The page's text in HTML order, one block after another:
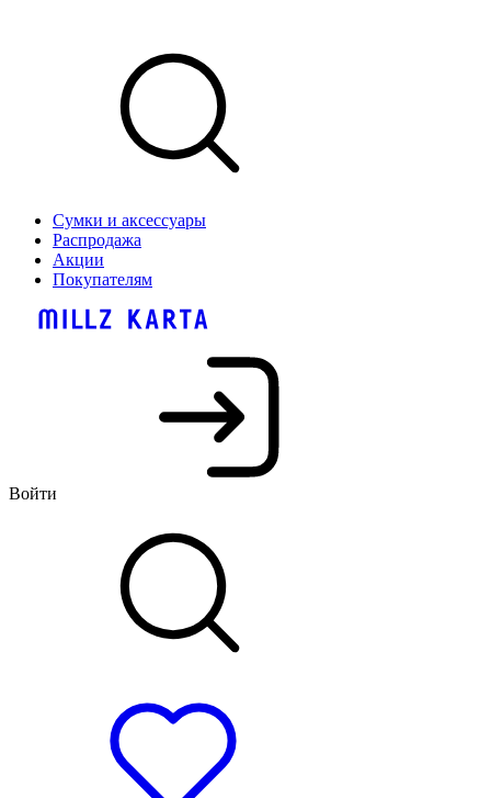
Сумки и аксессуары
Распродажа
Акции
Покупателям
Войти